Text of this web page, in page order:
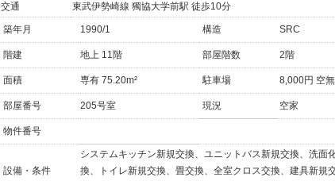
交通
東武伊勢崎線 獨協大学前駅 徒歩10分
築年月 1990/1 構造 SRC
階建 地上 11階 部屋階数 2階
面積 専有 75.20m² 駐車場 8,000円 空無
部屋番号 205号室 現況 空家
物件番号
設備・条件
システムキッチン新規交換、ユニットバス新規交換、洗面
換、トイレ新規交換、畳交換、全室クロス交換、建具新規